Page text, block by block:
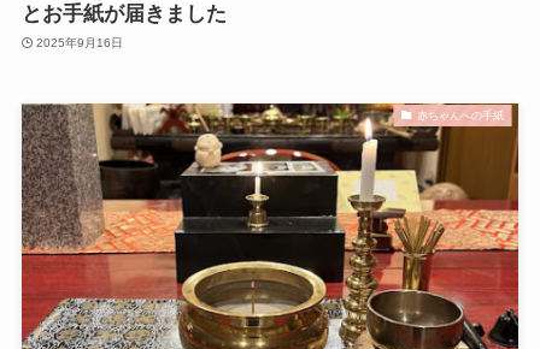
とお手紙が届きました
2025年9月16日
赤ちゃんへの手紙